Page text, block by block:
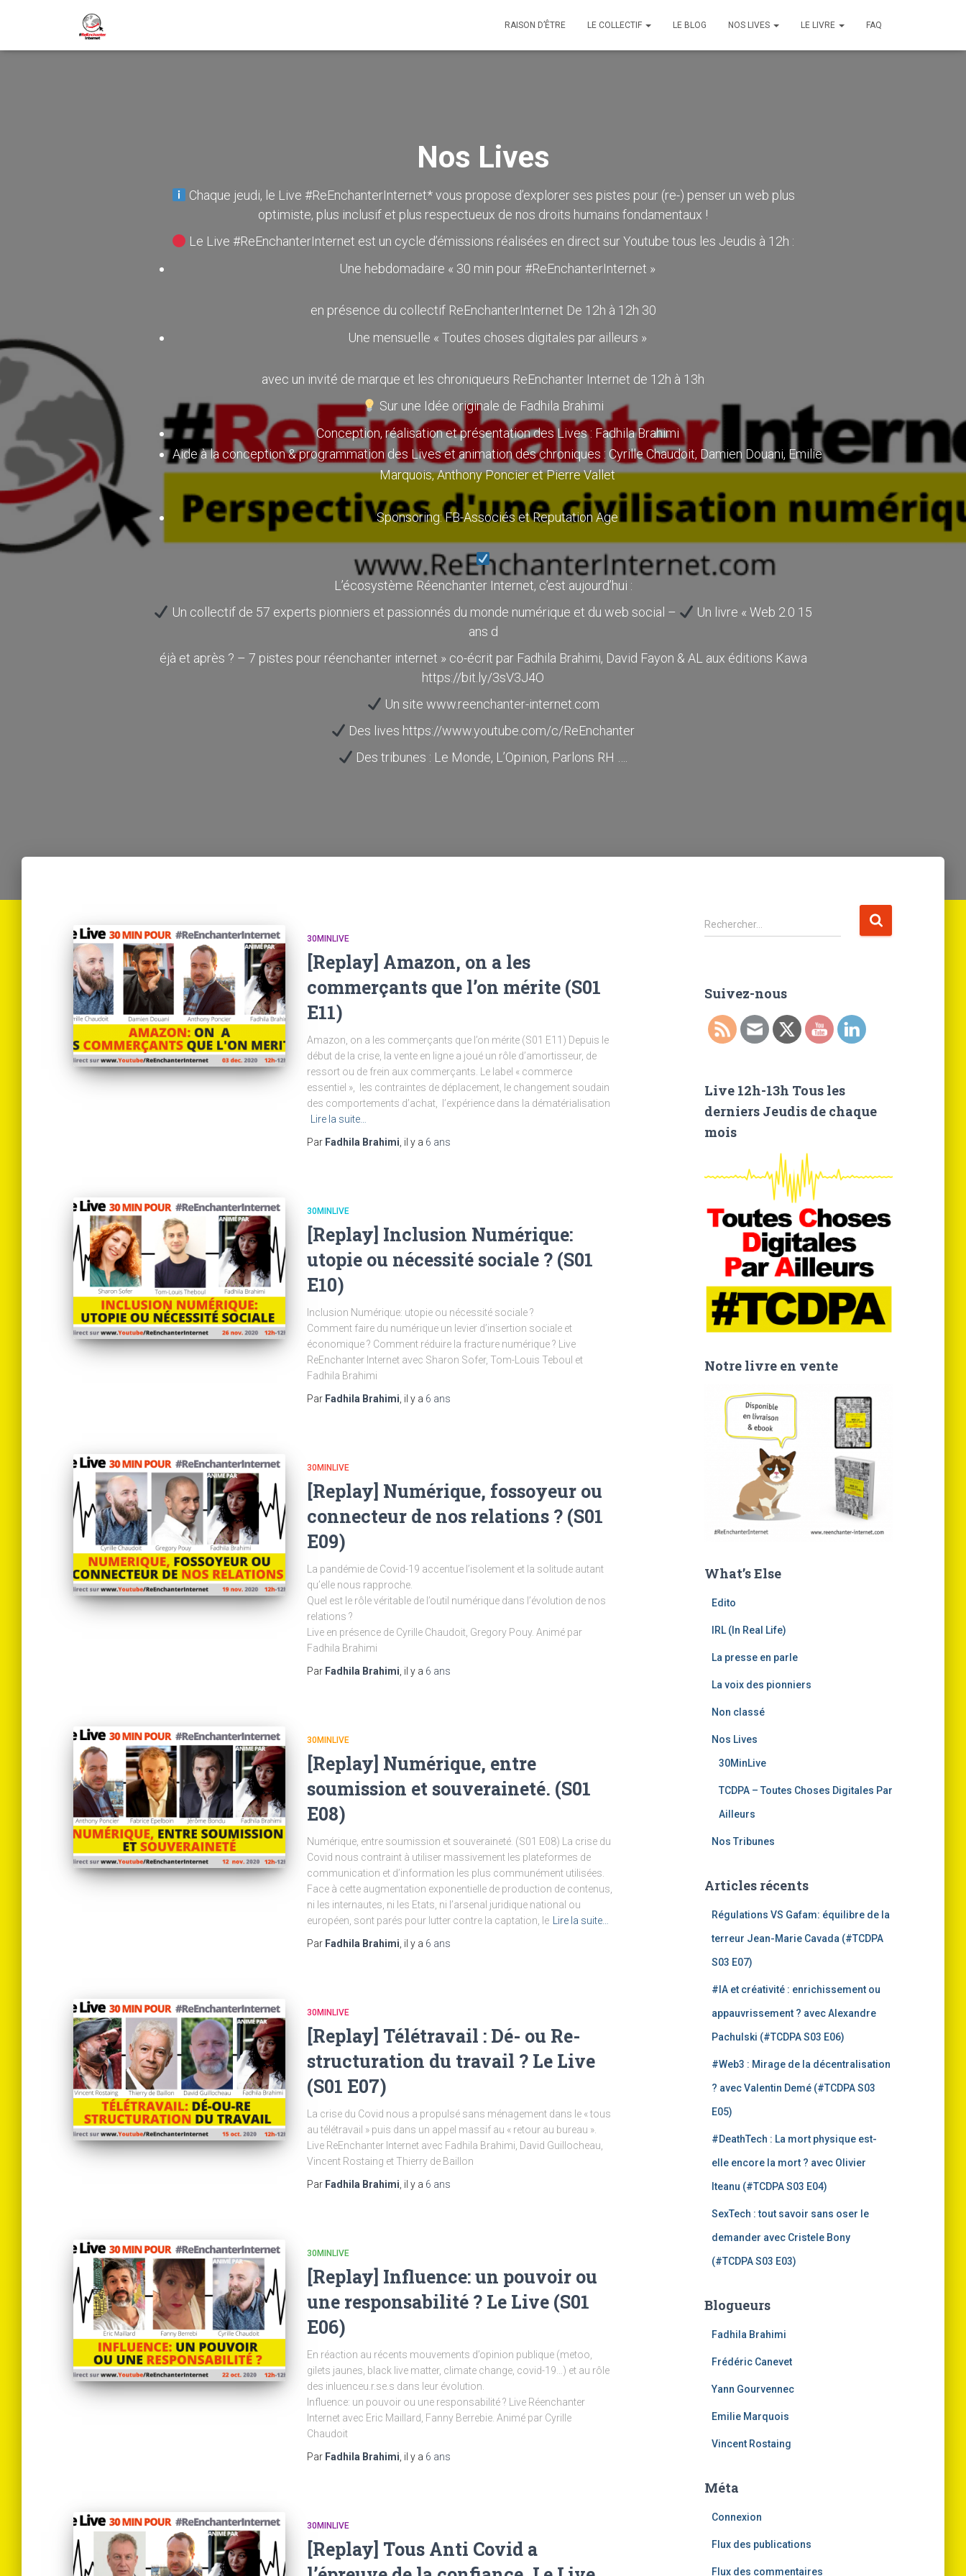
RAISON D’ÊTRE LE COLLECTIF LE BLOG NOS LIVES LE LIVRE FAQ
Nos Lives
Chaque jeudi, le Live #ReEnchanterInternet* vous propose d’explorer ses pistes pour (re-) penser un web plus
optimiste, plus inclusif et plus respectueux de nos droits humains fondamentaux !
Le Live #ReEnchanterInternet est un cycle d’émissions réalisées en direct sur Youtube tous les Jeudis à 12h :
Une hebdomadaire « 30 min pour #ReEnchanterInternet »
en présence du collectif ReEnchanterInternet De 12h à 12h 30
Une mensuelle « Toutes choses digitales par ailleurs »
avec un invité de marque et les chroniqueurs ReEnchanter Internet de 12h à 13h
Sur une Idée originale de Fadhila Brahimi
Conception, réalisation et présentation des Lives : Fadhila Brahimi
Aide à la conception & programmation des Lives et animation des chroniques : Cyrille Chaudoit, Damien Douani, Emilie
Marquois, Anthony Poncier et Pierre Vallet
Sponsoring: FB-Associés et Reputation Age
L’écosystème Réenchanter Internet, c’est aujourd’hui :
Un collectif de 57 experts pionniers et passionnés du monde numérique et du web social –
Un livre « Web 2.0 15
ans d
éjà et après ? – 7 pistes pour réenchanter internet » co-écrit par Fadhila Brahimi, David Fayon & AL aux éditions Kawa
https://bit.ly/3sV3J4O
Un site www.reenchanter-internet.com
Des lives https://www.youtube.com/c/ReEnchanter
Des tribunes : Le Monde, L’Opinion, Parlons RH ….
30MINLIVE
[Replay] Amazon, on a les
commerçants que l’on mérite (S01
E11)
Amazon, on a les commerçants que l’on mérite (S01 E11) Depuis le
début de la crise, la vente en ligne a joué un rôle d’amortisseur, de
ressort ou de frein aux commerçants. Le label « commerce
essentiel », les contraintes de déplacement, le changement soudain
des comportements d’achat, l’expérience dans la dématérialisation
Lire la suite…
Par Fadhila Brahimi , il y a 6 ans
30MINLIVE
[Replay] Inclusion Numérique:
utopie ou nécessité sociale ? (S01
E10)
Inclusion Numérique: utopie ou nécessité sociale ?
Comment faire du numérique un levier d’insertion sociale et
économique ? Comment réduire la fracture numérique ? Live
ReEnchanter Internet avec Sharon Sofer, Tom-Louis Teboul et
Fadhila Brahimi
Par Fadhila Brahimi , il y a 6 ans
30MINLIVE
[Replay] Numérique, fossoyeur ou
connecteur de nos relations ? (S01
E09)
La pandémie de Covid-19 accentue l’isolement et la solitude autant
qu’elle nous rapproche.
Quel est le rôle véritable de l’outil numérique dans l’évolution de nos
relations ?
Live en présence de Cyrille Chaudoit, Gregory Pouy. Animé par
Fadhila Brahimi
Par Fadhila Brahimi , il y a 6 ans
30MINLIVE
[Replay] Numérique, entre
soumission et souveraineté. (S01
E08)
Numérique, entre soumission et souveraineté. (S01 E08) La crise du
Covid nous contraint à utiliser massivement les plateformes de
communication et d’information les plus communément utilisées.
Face à cette augmentation exponentielle de production de contenus,
ni les internautes, ni les Etats, ni l’arsenal juridique national ou
européen, sont parés pour lutter contre la captation, le
Lire la suite…
Par Fadhila Brahimi , il y a 6 ans
30MINLIVE
[Replay] Télétravail : Dé- ou Re-
structuration du travail ? Le Live
(S01 E07)
La crise du Covid nous a propulsé sans ménagement dans le « tous
au télétravail » puis dans un appel massif au « retour au bureau ».
Live ReEnchanter Internet avec Fadhila Brahimi, David Guillocheau,
Vincent Rostaing et Thierry de Baillon
Par Fadhila Brahimi , il y a 6 ans
30MINLIVE
[Replay] Influence: un pouvoir ou
une responsabilité ? Le Live (S01
E06)
En réaction au récents mouvements d’opinion publique (metoo,
gilets jaunes, black live matter, climate change, covid-19…) et au rôle
des inluenceu.r.se.s dans leur évolution.
Influence: un pouvoir ou une responsabilité ? Live Réenchanter
Internet avec Eric Maillard, Fanny Berrebie. Animé par Cyrille
Chaudoit
Par Fadhila Brahimi , il y a 6 ans
30MINLIVE
[Replay] Tous Anti Covid a
R
e
r
h
:
Rechercher…
Suivez-nous
Live 12h-13h Tous les
derniers Jeudis de chaque
mois
Notre livre en vente
What’s Else
Edito
IRL (In Real Life)
La presse en parle
La voix des pionniers
Non classé
Nos Lives
30MinLive
TCDPA – Toutes Choses Digitales Par
Ailleurs
Nos Tribunes
Articles récents
Régulations VS Gafam: équilibre de la
terreur Jean-Marie Cavada (#TCDPA
S03 E07)
#IA et créativité : enrichissement ou
appauvrissement ? avec Alexandre
Pachulski (#TCDPA S03 E06)
#Web3 : Mirage de la décentralisation
? avec Valentin Demé (#TCDPA S03
E05)
#DeathTech : La mort physique est-
elle encore la mort ? avec Olivier
Iteanu (#TCDPA S03 E04)
SexTech : tout savoir sans oser le
demander avec Cristele Bony
(#TCDPA S03 E03)
Blogueurs
Fadhila Brahimi
Frédéric Canevet
Yann Gourvennec
Emilie Marquois
Vincent Rostaing
Méta
Connexion
Flux des publications
Flux des commentaires